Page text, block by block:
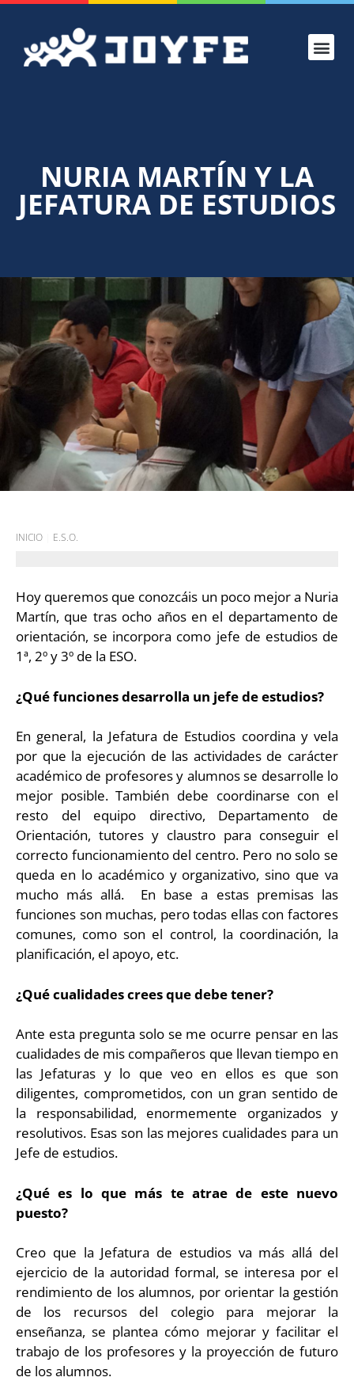
NURIA MARTÍN Y LA
JEFATURA DE ESTUDIOS
INICIO E.S.O.
Hoy queremos que conozcáis un poco mejor a Nuria
Martín, que tras ocho años en el departamento de
orientación, se incorpora como jefe de estudios de
1ª, 2º y 3º de la ESO.
¿Qué funciones desarrolla un jefe de estudios?
En general, la Jefatura de Estudios coordina y vela
por que la ejecución de las actividades de carácter
académico de profesores y alumnos se desarrolle lo
mejor posible. También debe coordinarse con el
resto del equipo directivo, Departamento de
Orientación, tutores y claustro para conseguir el
correcto funcionamiento del centro. Pero no solo se
queda en lo académico y organizativo, sino que va
mucho más allá. En base a estas premisas las
funciones son muchas, pero todas ellas con factores
comunes, como son el control, la coordinación, la
planificación, el apoyo, etc.
¿Qué cualidades crees que debe tener?
Ante esta pregunta solo se me ocurre pensar en las
cualidades de mis compañeros que llevan tiempo en
las Jefaturas y lo que veo en ellos es que son
diligentes, comprometidos, con un gran sentido de
la responsabilidad, enormemente organizados y
resolutivos. Esas son las mejores cualidades para un
Jefe de estudios.
¿Qué es lo que más te atrae de este nuevo
puesto?
Creo que la Jefatura de estudios va más allá del
ejercicio de la autoridad formal, se interesa por el
rendimiento de los alumnos, por orientar la gestión
de los recursos del colegio para mejorar la
enseñanza, se plantea cómo mejorar y facilitar el
trabajo de los profesores y la proyección de futuro
de los alumnos.